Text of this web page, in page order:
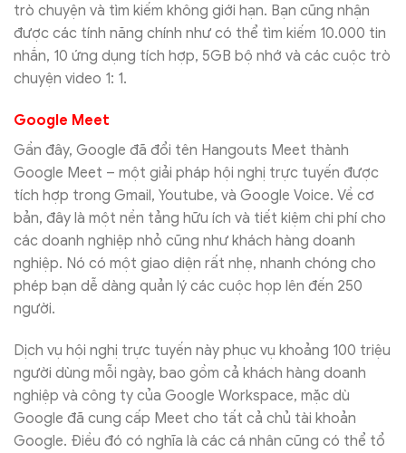
trò chuyện và tìm kiếm không giới hạn. Bạn cũng nhận
được các tính năng chính như có thể tìm kiếm 10.000 tin
nhắn, 10 ứng dụng tích hợp, 5GB bộ nhớ và các cuộc trò
chuyện video 1: 1.
Google Meet
Gần đây, Google đã đổi tên Hangouts Meet thành
Google Meet – một giải pháp hội nghị trực tuyến được
tích hợp trong Gmail, Youtube, và Google Voice. Về cơ
bản, đây là một nền tảng hữu ích và tiết kiệm chi phí cho
các doanh nghiệp nhỏ cũng như khách hàng doanh
nghiệp. Nó có một giao diện rất nhẹ, nhanh chóng cho
phép bạn dễ dàng quản lý các cuộc họp lên đến 250
người.
Dịch vụ hội nghị trực tuyến này phục vụ khoảng 100 triệu
người dùng mỗi ngày, bao gồm cả khách hàng doanh
nghiệp và công ty của Google Workspace, mặc dù
Google đã cung cấp Meet cho tất cả chủ tài khoản
Google. Điều đó có nghĩa là các cá nhân cũng có thể tổ